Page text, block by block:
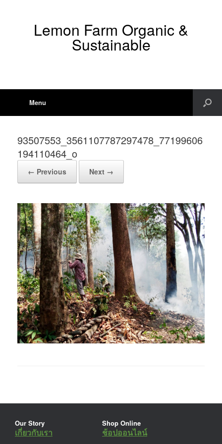
Lemon Farm Organic &
Sustainable
Menu
93507553_3561107787297478_77199606
194110464_o
← Previous Next →
Our Story
เกี่ยวกับเรา
Shop Online
ช้อปออนไลน์